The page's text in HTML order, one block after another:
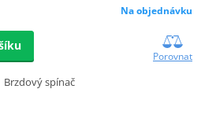
Na objednávku
Porovnat
Brzdový spínač